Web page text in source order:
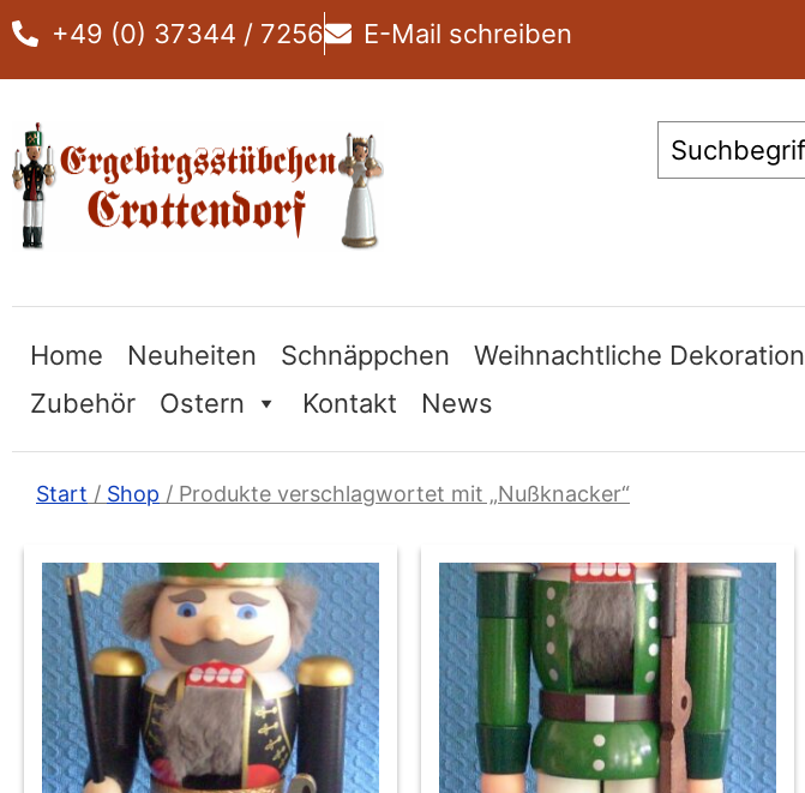
Zum
+49 (0) 37344 / 7256 E-Mail schreiben
Home Neuheiten Schnäppchen Weihnachtliche Dekoration
Zubehör
Ostern Kontakt News
Start / Shop / Produkte verschlagwortet mit „Nußknacker“